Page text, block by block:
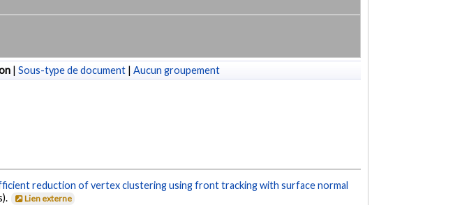
| Sous-type de document | Aucun groupement
reduction of vertex clustering using front tracking with surface normal
Lien externe